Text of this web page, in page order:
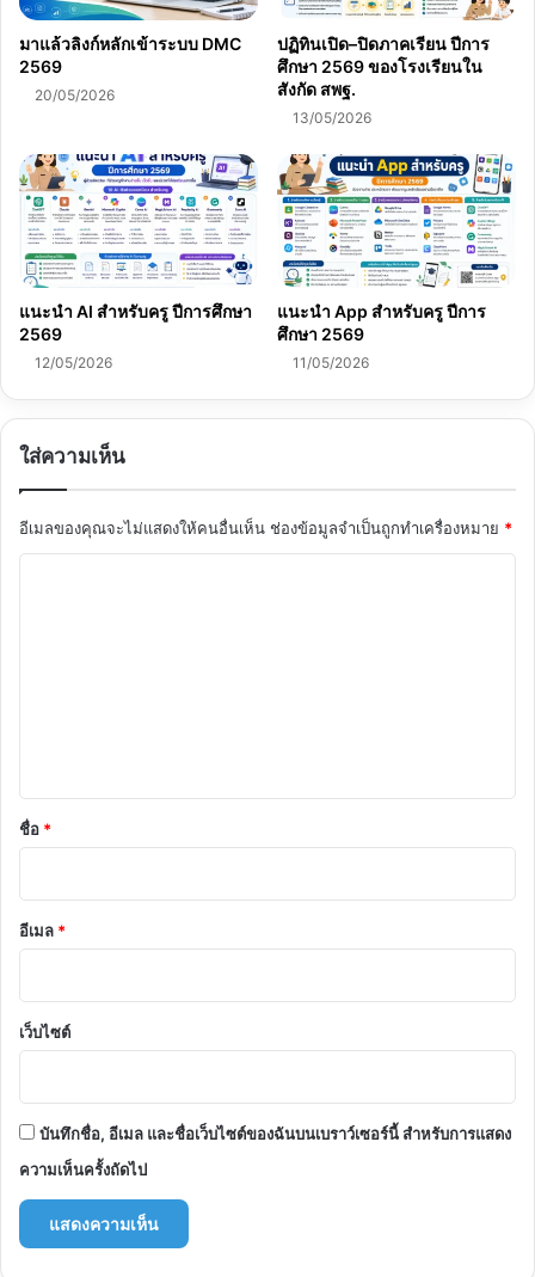
มาแล้วลิงก์หลักเข้าระบบ DMC
2569
20/05/2026
ปฏิทินเปิด–ปิดภาคเรียน ปีการ
ศึกษา 2569 ของโรงเรียนใน
สังกัด สพฐ.
13/05/2026
แนะนำ AI สำหรับครู ปีการศึกษา
2569
12/05/2026
แนะนำ App สำหรับครู ปีการ
ศึกษา 2569
11/05/2026
ใส่ความเห็น
อีเมลของคุณจะไม่แสดงให้คนอื่นเห็น ช่องข้อมูลจำเป็นถูกทำเครื่องหมาย *
*
ชื่อ *
อีเมล *
เว็บไซต์
บันทึกชื่อ, อีเมล และชื่อเว็บไซต์ของฉันบนเบราว์เซอร์นี้ สำหรับการแสดง
ความเห็นครั้งถัดไป